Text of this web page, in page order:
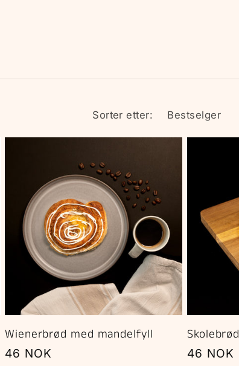
Sorter etter:
Wienerbrød med mandelfyll
Vanlig
46 NOK
Skolebrød
Vanlig
46 NOK